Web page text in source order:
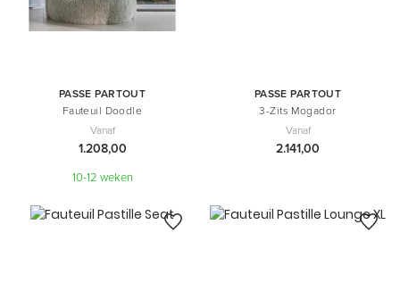
PASSE PARTOUT
Fauteuil Doodle
Vanaf
1.208,00
10-12 weken
PASSE PARTOUT
3-Zits Mogador
Vanaf
2.141,00